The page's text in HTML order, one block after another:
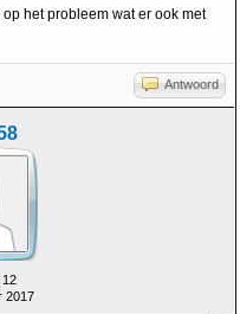
het probleem wat er ook met
Antwoord
12
2017